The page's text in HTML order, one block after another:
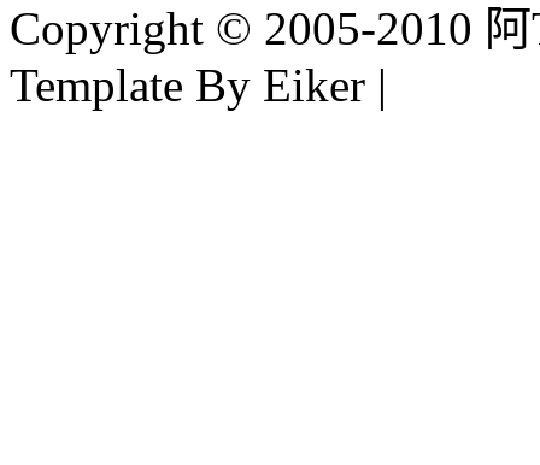
Copyright © 2005-2010
Template By Eiker |